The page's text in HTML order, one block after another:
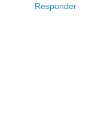
Responder